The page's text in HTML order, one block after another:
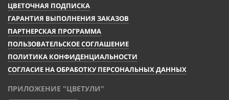
ЦВЕТОЧНАЯ ПОДПИСКА
ГАРАНТИЯ ВЫПОЛНЕНИЯ ЗАКАЗОВ
ПАРТНЕРСКАЯ ПРОГРАММА
ПОЛЬЗОВАТЕЛЬСКОЕ СОГЛАШЕНИЕ
ПОЛИТИКА КОНФИДЕНЦИАЛЬНОСТИ
СОГЛАСИЕ НА ОБРАБОТКУ ПЕРСОНАЛЬНЫХ ДАННЫХ
ПРИЛОЖЕНИЕ "ЦВЕТУЛИ"